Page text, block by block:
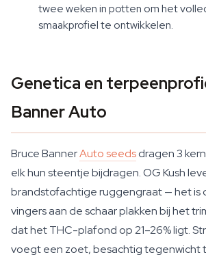
twee weken in potten om het
smaakprofiel te ontwikkelen.
Genetica en
Banner Auto
Bruce BannerAuto seedsdragen 3
elk hun steentje bijdragen. OG Kush
brandstofachtige ruggengraat — het is
vingers aan de schaar plakken bij het
dat het THC-plafond op 21–26% ligt.
voegt een zoet, besachtig tegenwicht